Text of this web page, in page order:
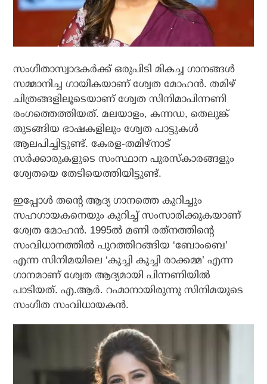
സംഗീതാസ്വാദകര്‍ക്ക് ഒരുപിടി മികച്ച ഗാനങ്ങള്‍
സമ്മാനിച്ച ഗായികയാണ് ശ്വേത മോഹന്‍. തമിഴ്
ചിത്രങ്ങളിലൂടെയാണ് ശ്വേത സിനിമാപിന്നണി
രംഗത്തെത്തിയത്. മലയാളം, കന്നഡ, തെലുങ്ക്
തുടങ്ങിയ ഭാഷകളിലും ശ്വേത പാട്ടുകള്‍
ആലപിച്ചിട്ടുണ്ട്. കേരള-തമിഴ്‌നാട്
സര്‍ക്കാരുകളുടെ സംസ്ഥാന പുരസ്‌കാരങ്ങളും
ശ്വേതയെ തേടിയെത്തിയിട്ടുണ്ട്.
ഇപ്പോള്‍ തന്റെ ആദ്യ ഗാനത്തെ കുറിച്ചും
സഹഗായകനെയും കുറിച്ച് സംസാരിക്കുകയാണ്
ശ്വേത മോഹന്‍. 1995ല്‍ മണി രത്‌നത്തിന്റെ
സംവിധാനത്തില്‍ പുറത്തിറങ്ങിയ ‘ബോംബെ’
എന്ന സിനിമയിലെ ‘കുച്ചി കുച്ചി രാക്കമ്മ’ എന്ന
ഗാനമാണ് ശ്വേത ആദ്യമായി പിന്നണിയില്‍
പാടിയത്. എ.ആർ. റഹ്മാനായിരുന്നു സിനിമയുടെ
സംഗീത സംവിധായകൻ.